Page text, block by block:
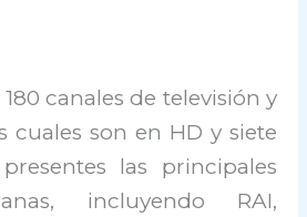
canales de televisión y
cuales son en HD y siete
las principales
incluyendo RAI,